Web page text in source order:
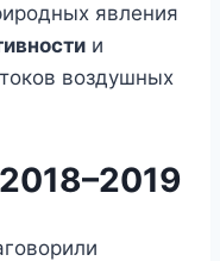
явления
и
воздушных